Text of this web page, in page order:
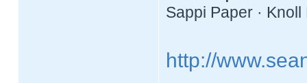
Sappi Paper ·
http://